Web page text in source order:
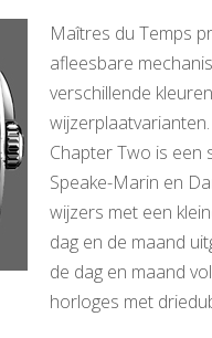
Maîtres du Temps
afleesbare
verschillende
wijzerplaatvarianten.
Chapter Two is een
Speake-Marin en
wijzers met een
dag en de maand
de dag en maand
horloges met